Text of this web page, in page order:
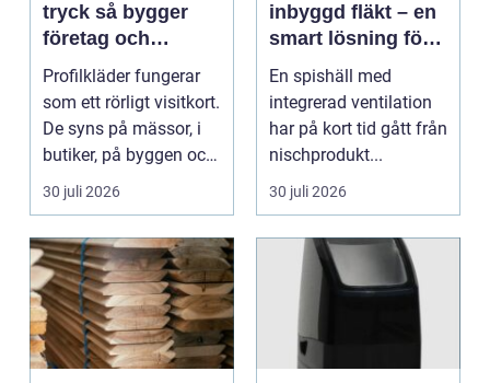
tryck så bygger
företag och
klubbar en
starkare identitet
Profilkläder fungerar
som ett rörligt visitkort.
De syns på mässor, i
butiker, på byggen och
längs v...
30 juli 2026
inbyggd fläkt – en
smart lösning för
moderna kök
En spishäll med
integrerad ventilation
har på kort tid gått från
nischprodukt...
30 juli 2026